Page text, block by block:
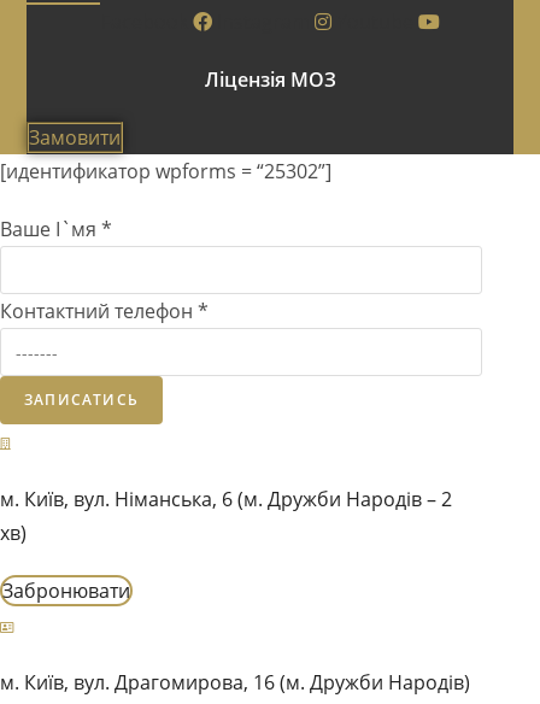
Ліцензія МОЗ
Замовити
[идентификатор wpforms = “25302”]
Ваше І`мя *
Контактний телефон *
ЗАПИСАТИСЬ
м. Київ, вул. Німанська, 6 (м. Дружби Народів – 2
хв)
Забронювати
м. Київ, вул. Драгомирова, 16 (м. Дружби Народів)